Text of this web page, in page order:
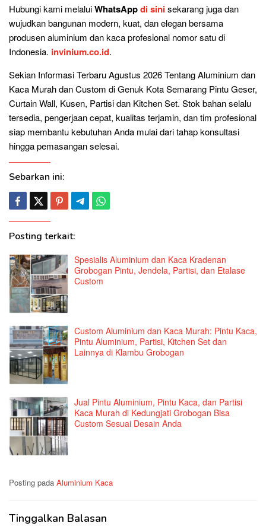
Hubungi kami melaluiWhatsAppdi sinisekarang juga dan
wujudkan bangunan modern, kuat, dan elegan bersama
produsen aluminium dan kaca profesional nomor satu di
Indonesia. invinium.co.id.
Sekian Informasi Terbaru Agustus 2026 Tentang Aluminium dan
Kaca Murah dan Custom di Genuk Kota Semarang Pintu Geser,
Curtain Wall, Kusen, Partisi dan Kitchen Set. Stok bahan selalu
tersedia, pengerjaan cepat, kualitas terjamin, dan tim profesional
siap membantu kebutuhan Anda mulai dari tahap konsultasi
hingga pemasangan selesai.
Sebarkan ini:
Posting terkait:
Spesialis Aluminium dan Kaca Kradenan
Grobogan Pintu, Jendela, Partisi, dan Etalase
Custom
Custom Aluminium dan Kaca Murah: Pintu Kaca,
Pintu Aluminium, Partisi, Kitchen Set dan
Lainnya di Klambu Grobogan
Jual Pintu Aluminium, Pintu Kaca, dan Partisi
Kaca Murah di Kedungjati Grobogan Bisa
Custom Sesuai Desain Anda
Posting pada Aluminium Kaca
Tinggalkan Balasan